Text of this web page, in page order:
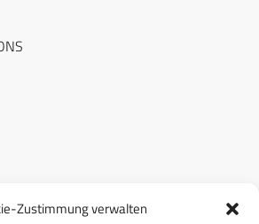
Zustimmung verwalten